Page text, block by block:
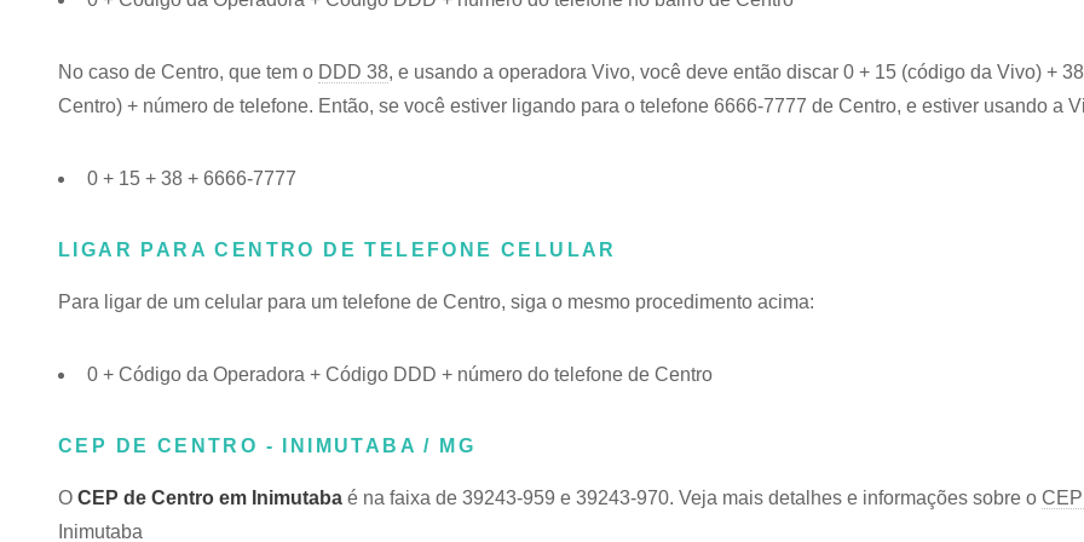
No caso de Centro, que tem o DDD 38, e usando a operadora Vivo, você deve então discar 0 + 15 (código da Vivo) +
Centro) + número de telefone. Então, se você estiver ligando para o telefone 6666-7777 de Centro, e estiver usando a
0 + 15 + 38 + 6666-7777
LIGAR PARA CENTRO DE TELEFONE CELULAR
Para ligar de um celular para um telefone de Centro, siga o mesmo procedimento acima:
0 + Código da Operadora + Código DDD + número do telefone de Centro
CEP DE CENTRO - INIMUTABA / MG
O CEP de Centro em Inimutaba é na faixa de 39243-959 e 39243-970. Veja mais detalhes e informações sobre o
Inimutaba